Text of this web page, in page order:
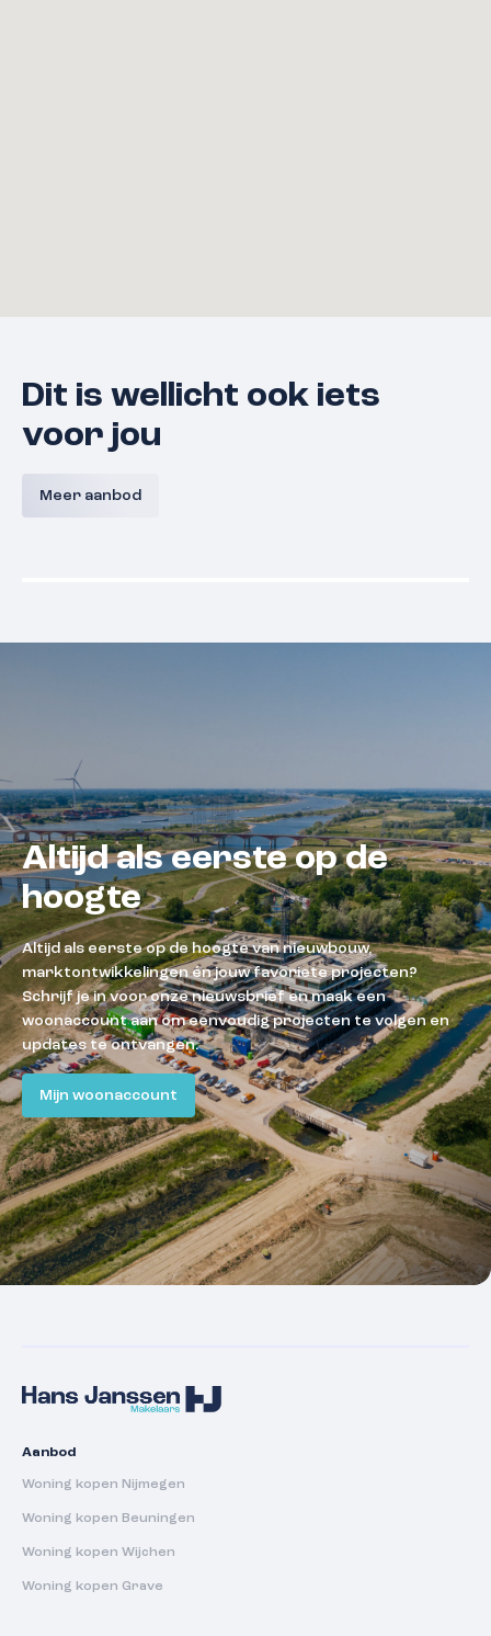
Dit is wellicht ook iets
voor jou
Meer aanbod
Bouwnummer 9 A,
Altijd als eerste op de
hoogte
Altijd als eerste op de hoogte van nieuwbouw,
marktontwikkelingen én jouw favoriete projecten?
Schrijf je in voor onze nieuwsbrief en maak een
woonaccount aan om eenvoudig projecten te volgen en
updates te ontvangen.
Mijn woonaccount
Aanbod
Woning kopen Nijmegen
Woning kopen Beuningen
Woning kopen Wijchen
Woning kopen Grave